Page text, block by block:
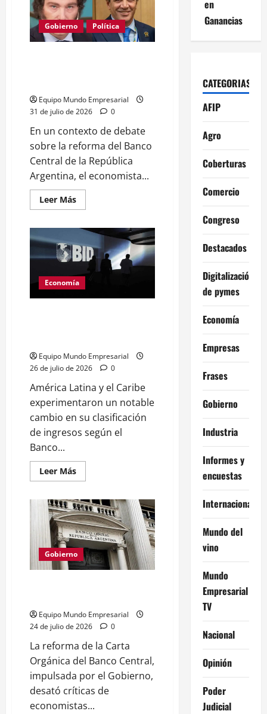
swap
con
China:
US$
5.000
Gobierno Política
Equipo Mundo Empresarial
31 de julio de 2026
0
En un contexto de debate
sobre la reforma del Banco
Central de la República
Argentina, el economista...
Leer MásLeer
más
Economista
uruguayo
cuestiona
independencia
del
Banco
Central
argentino
Economía
Equipo Mundo Empresarial
26 de julio de 2026
0
América Latina y el Caribe
experimentaron un notable
cambio en su clasificación
de ingresos según el
Banco...
Leer MásLeer
más
América
Latina:
19
países
de
altos
ingresos
en
2025
Gobierno
Equipo Mundo Empresarial
24 de julio de 2026
0
La reforma de la Carta
Orgánica del Banco Central,
impulsada por el Gobierno,
desató críticas de
economistas...
en
Ganancias
CATEGORIAS
AFIP
Agro
Coberturas
Comercio
Congreso
Destacados
Digitalización
de pymes
Economía
Empresas
Frases
Gobierno
Industria
Informes y
encuestas
Internacional
Mundo del
vino
Mundo
Empresarial
TV
Nacional
Opinión
Poder
Judicial